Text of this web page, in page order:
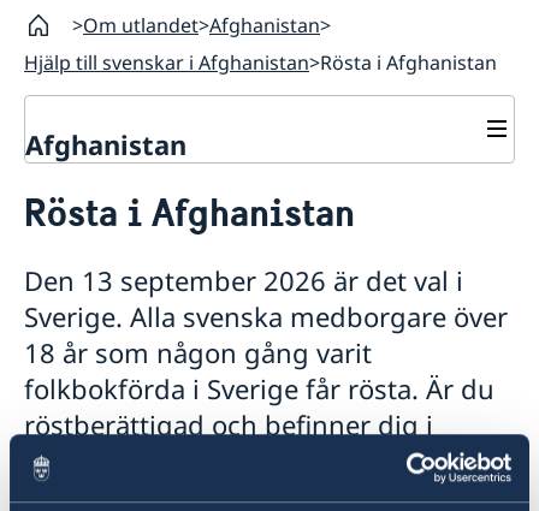
Om utlandet Afghanistan
Hjälp till svenskar i Afghanistan Rösta i Afghanistan
Afghanistan
Hjälp till svenskar i Afghanistan
Reseinformation
Ambassadens reseinformation
Aktuella händelser
Rösta i Afghanistan
Den 13 september 2026 är det val i
Sverige. Alla svenska medborgare över
18 år som någon gång varit
folkbokförda i Sverige får rösta. Är du
röstberättigad och befinner dig i
Afghanistan kan du förtidsrösta
genom brevröstning eller besöka